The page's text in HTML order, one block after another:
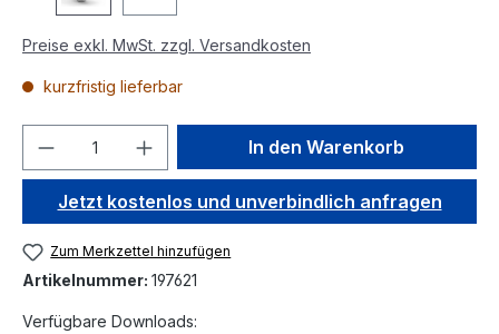
Preise exkl. MwSt. zzgl. Versandkosten
kurzfristig lieferbar
In den Warenkorb
Jetzt kostenlos und unverbindlich anfragen
Zum Merkzettel hinzufügen
Artikelnummer: 197621
Verfügbare Downloads: